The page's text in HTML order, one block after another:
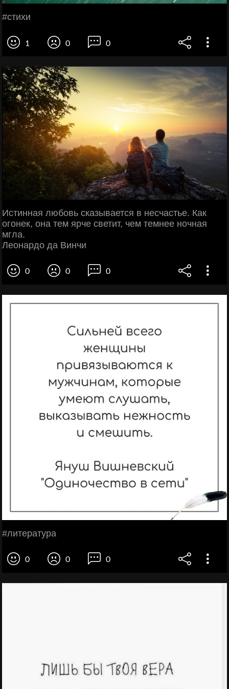
#стихи
1 0 0
Истинная любовь сказывается в несчастье. Как
огонек, она тем ярче светит, чем темнее ночная
мгла.
Леонардо да Винчи
0 0 0
#литература
0 0 0